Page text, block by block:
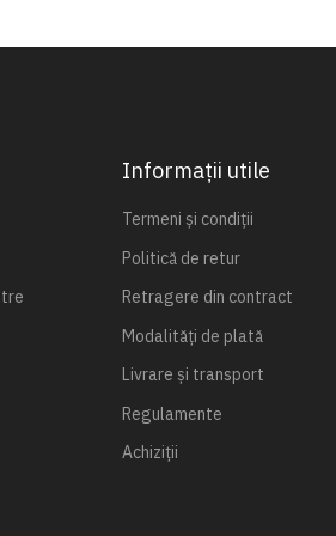
Informații utile
Termeni și condiții
Politică de retur
Retragere din contract
Modalități de plată
Livrare și transport
Regulamente
Achiziții